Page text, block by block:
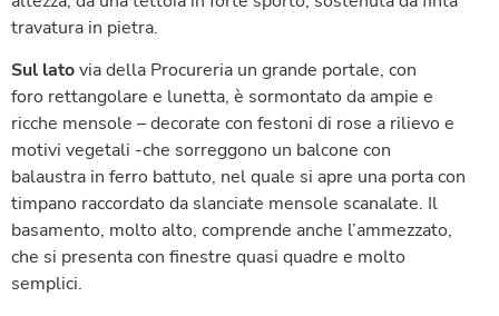
travatura in pietra.
Sul latovia della Procureria un grande portale, con
foro rettangolare e lunetta, è sormontato da ampie e
ricche mensole – decorate con festoni di rose a rilievo e
motivi vegetali -che sorreggono un balcone con
balaustra in ferro battuto, nel quale si apre una porta con
timpano raccordato da slanciate mensole scanalate. Il
basamento, molto alto, comprende anche l’ammezzato,
che si presenta con finestre quasi quadre e molto
semplici.